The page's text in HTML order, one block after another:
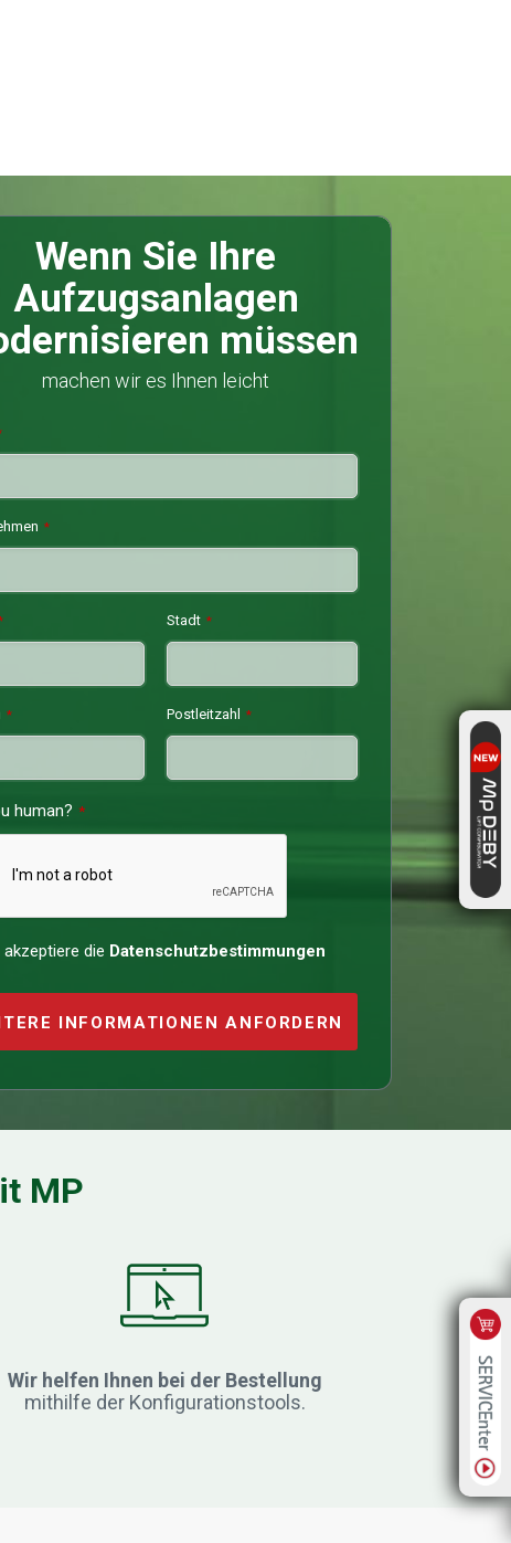
Wenn Sie Ihre
Aufzugsanlagen
müssen
machen wir es Ihnen leicht
*
*
Stadt *
Postleitzahl *
human? *
akzeptiere die Datenschutzbestimmungen
INFORMATIONEN ANFORDERN
MP
Wir helfen Ihnen bei der Bestellung
mithilfe der Konfigurationstools.